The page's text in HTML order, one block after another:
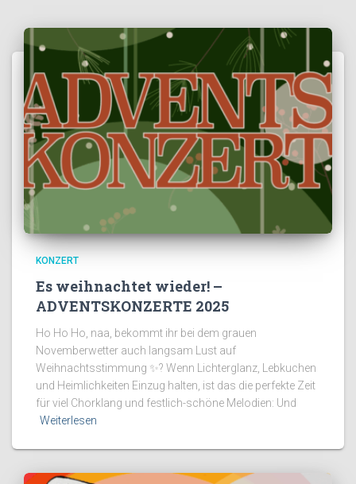
KONZERT
Es weihnachtet wieder! –
ADVENTSKONZERTE 2025
Ho Ho Ho, naa, bekommt ihr bei dem grauen
Novemberwetter auch langsam Lust auf
Weihnachtsstimmung ✨? Wenn Lichterglanz, Lebkuchen
und Heimlichkeiten Einzug halten, ist das die perfekte Zeit
für viel Chorklang und festlich-schöne Melodien: Und
Weiterlesen